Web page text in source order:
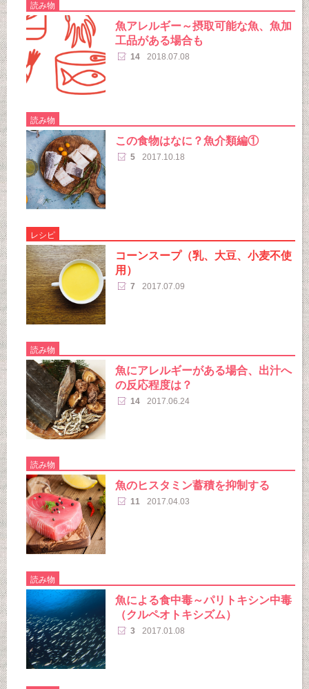
読み物
魚アレルギー～摂取可能な魚、魚加
工品がある場合も
14 2018.07.08
読み物
この食物はなに？魚介類編①
5 2017.10.18
レシピ
コーンスープ（乳、大豆、小麦不使
用）
7 2017.07.09
読み物
魚にアレルギーがある場合、出汁へ
の反応程度は？
14 2017.06.24
読み物
魚のヒスタミン蓄積を抑制する
11 2017.04.03
読み物
魚による食中毒～パリトキシン中毒
（クルペオトキシズム）
3 2017.01.08